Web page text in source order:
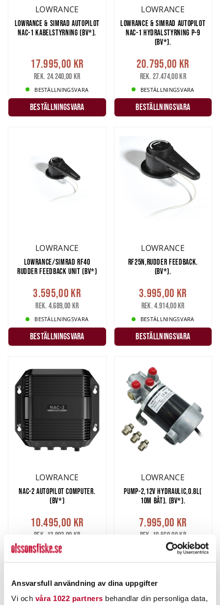
Ansvarsfull användning av dina uppgifter
Vi och våra 1022 partners behandlar din personliga data,
LOWRANCE
LOWRANCE & SIMRAD AUTOPILOT
NAC-1 KABELSTYRNING (BV*).
17.995,00 kr
Rek. 24.240,00 kr
BESTÄLLNINGSVARA
Beställningsvara
LOWRANCE
LOWRANCE & SIMRAD AUTOPILOT
NAC-1 HYDRALSTYRNING P-9
(BV*).
20.795,00 kr
Rek. 27.474,00 kr
BESTÄLLNINGSVARA
Beställningsvara
LOWRANCE
LOWRANCE/SIMRAD RF40
RUDDER FEEDBACK UNIT (BV*)
3.595,00 kr
Rek. 4.689,00 kr
BESTÄLLNINGSVARA
Beställningsvara
LOWRANCE
RF25N,RUDDER FEEDBACK.
(BV*).
3.995,00 kr
Rek. 4.914,00 kr
BESTÄLLNINGSVARA
Beställningsvara
LOWRANCE
NAC-2 AUTOPILOT COMPUTER.
(BV*)
10.495,00 kr
Rek. 13.803,00 kr
BESTÄLLNINGSVARA
LOWRANCE
PUMP-2,12V HYDRAULIC,0.8L(
10M BÅT). (BV*).
7.995,00 kr
Rek. 10.569,00 kr
BESTÄLLNINGSVARA